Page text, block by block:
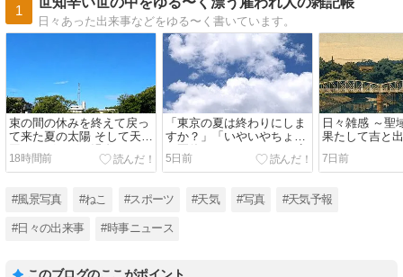
1
日々あった出来事などをゆる〜く書いています。
束の間の休みを終えて戻っ
て来た夏の太陽 そして天気
図にはグルグル渦巻がひと
つふたつ・・・
18時間前
「東京の夏は終わりにしま
すか？」「いやいやちょっ
と夏休みを下さいよ」と呟
く夏の太陽
5日前
日々雑感 ～聖
果たして吉と
るか～
7日前
#風景写真 #ねこ #スポーツ #天気 #写真 #天気予報
#日々の出来事 #時事ニュース